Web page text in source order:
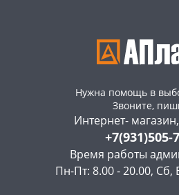
Нужна помощь в
Звоните,
Интернет-
+7(931)505-
Время работы
Пн-Пт: 8.00 - 20.00, Сб,